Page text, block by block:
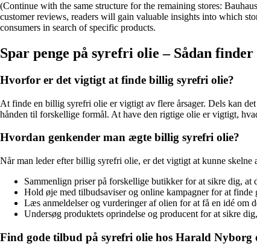
(Continue with the same structure for the remaining stores:
customer reviews, readers will gain valuable insights into which
consumers in search of specific products.
Spar penge på syrefri olie – Sådan
Hvorfor er det vigtigt at finde billig syrefri olie?
At finde en billig syrefri olie er vigtigt av flere årsager. Dels kan
hånden til forskellige formål. At have den rigtige olie er vigtigt,
Hvordan genkender man ægte billig syrefri olie?
Når man leder efter billig syrefri olie, er det vigtigt at kunne
Sammenlign priser på forskellige butikker for at sikre dig, at
Hold øje med tilbudsaviser og online kampagner for at finde
Læs anmeldelser og vurderinger af olien for at få en idé om
Undersøg produktets oprindelse og producent for at sikre
Find gode tilbud på syrefri olie hos Harald Nyborg